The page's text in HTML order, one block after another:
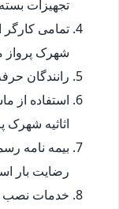
تجهیزات
تمامی
شهرک پرواز
رانندگان
استفاده از
اثاثیه شهرک
بیمه نامه
رضایت بار
خدمات نصب